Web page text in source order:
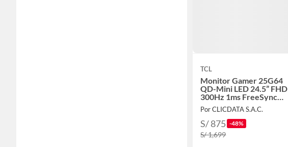
TCL
Monitor Gamer 25G64
QD-Mini LED 24.5” FHD
300Hz 1ms FreeSync
Premium
Por CLICDATA S.A.C.
S/ 875 -48%
S/ 1,699